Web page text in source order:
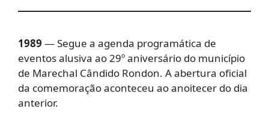
1989 — Segue a agenda programática de
eventos alusiva ao 29º aniversário do município
de Marechal Cândido Rondon. A abertura oficial
da comemoração aconteceu ao anoitecer do dia
anterior.